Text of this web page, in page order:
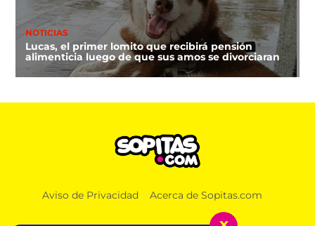
NOTICIAS
Lucas, el primer lomito que recibirá pensión
alimenticia luego de que sus amos se divorciaran
Aviso de Privacidad Acerca de Sopitas.com